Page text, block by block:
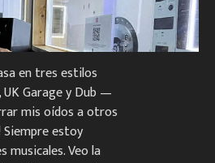
en tres estilos
Garage y Dub —
mis oídos a otros
estoy
Veo la